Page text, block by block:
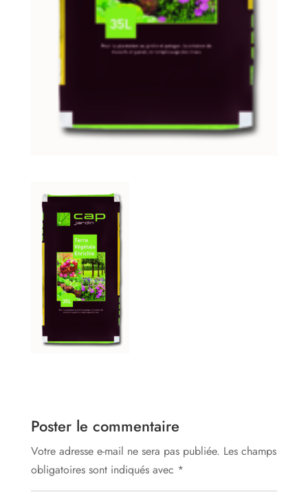
Poster le commentaire
Votre adresse e-mail ne sera pas publiée. Les champs
obligatoires sont indiqués avec *